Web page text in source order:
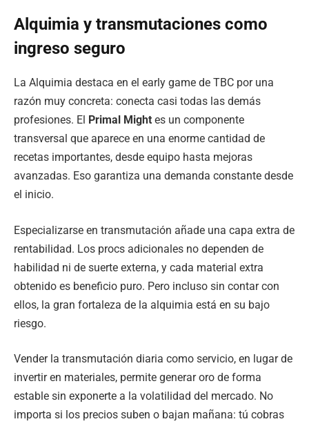
Alquimia y transmutaciones como
ingreso seguro
La Alquimia destaca en el early game de TBC por una
razón muy concreta: conecta casi todas las demás
profesiones. El Primal Might es un componente
transversal que aparece en una enorme cantidad de
recetas importantes, desde equipo hasta mejoras
avanzadas. Eso garantiza una demanda constante desde
el inicio.
Especializarse en transmutación añade una capa extra de
rentabilidad. Los procs adicionales no dependen de
habilidad ni de suerte externa, y cada material extra
obtenido es beneficio puro. Pero incluso sin contar con
ellos, la gran fortaleza de la alquimia está en su bajo
riesgo.
Vender la transmutación diaria como servicio, en lugar de
invertir en materiales, permite generar oro de forma
estable sin exponerte a la volatilidad del mercado. No
importa si los precios suben o bajan mañana: tú cobras